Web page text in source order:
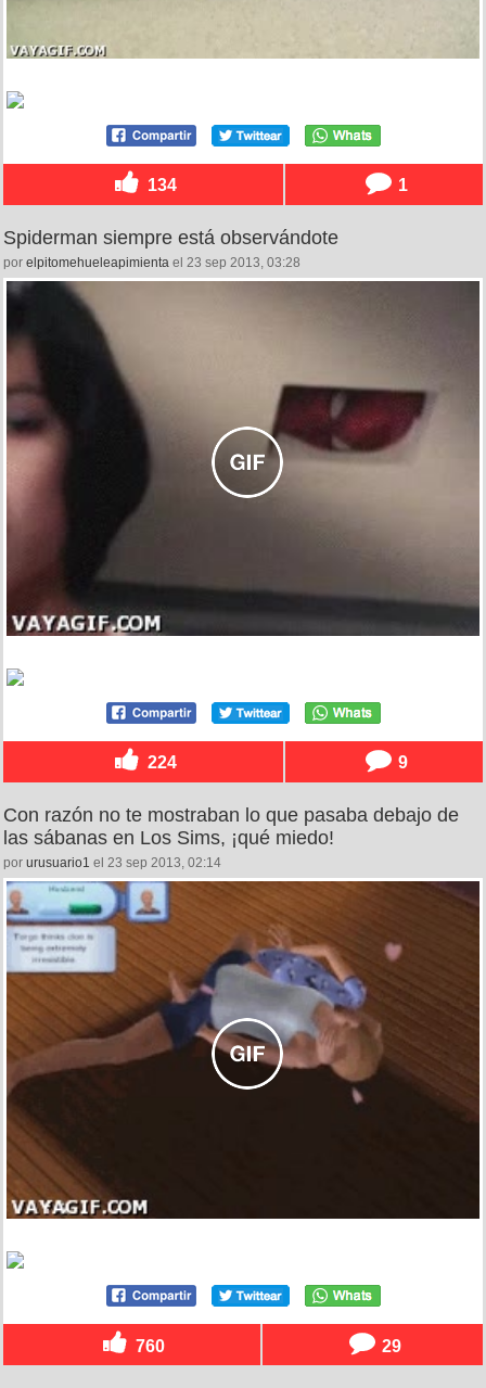
134 1
Spiderman siempre está observándote
por elpitomehueleapimienta el 23 sep 2013, 03:28
224 9
Con razón no te mostraban lo que pasaba debajo de
las sábanas en Los Sims, ¡qué miedo!
por urusuario1 el 23 sep 2013, 02:14
760 29